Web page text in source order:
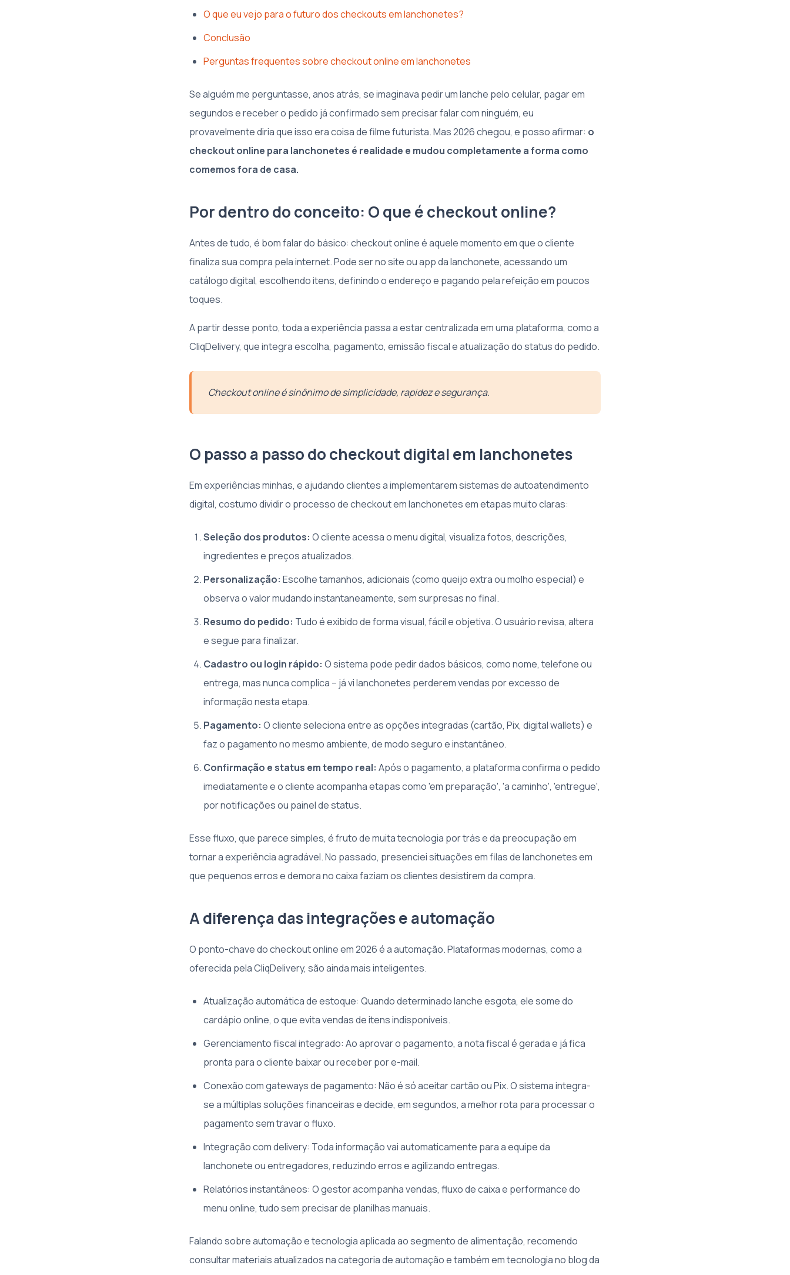
O que eu vejo para o futuro dos checkouts em lanchonetes?
Conclusão
Perguntas frequentes sobre checkout online em lanchonetes
Se alguém me perguntasse, anos atrás, se imaginava pedir um lanche pelo celular, pagar em
segundos e receber o pedido já confirmado sem precisar falar com ninguém, eu
provavelmente diria que isso era coisa de filme futurista. Mas 2026 chegou, e posso afirmar: o
checkout online para lanchonetes é realidade e mudou completamente a forma como
comemos fora de casa.
Por dentro do conceito: O que é checkout online?
Antes de tudo, é bom falar do básico: checkout online é aquele momento em que o cliente
finaliza sua compra pela internet. Pode ser no site ou app da lanchonete, acessando um
catálogo digital, escolhendo itens, definindo o endereço e pagando pela refeição em poucos
toques.
A partir desse ponto, toda a experiência passa a estar centralizada em uma plataforma, como a
CliqDelivery, que integra escolha, pagamento, emissão fiscal e atualização do status do pedido.
Checkout online é sinônimo de simplicidade, rapidez e segurança.
O passo a passo do checkout digital em lanchonetes
Em experiências minhas, e ajudando clientes a implementarem sistemas de autoatendimento
digital, costumo dividir o processo de checkout em lanchonetes em etapas muito claras:
Seleção dos produtos: O cliente acessa o menu digital, visualiza fotos, descrições,
ingredientes e preços atualizados.
Personalização: Escolhe tamanhos, adicionais (como queijo extra ou molho especial) e
observa o valor mudando instantaneamente, sem surpresas no final.
Resumo do pedido: Tudo é exibido de forma visual, fácil e objetiva. O usuário revisa, altera
e segue para finalizar.
Cadastro ou login rápido: O sistema pode pedir dados básicos, como nome, telefone ou
entrega, mas nunca complica – já vi lanchonetes perderem vendas por excesso de
informação nesta etapa.
Pagamento: O cliente seleciona entre as opções integradas (cartão, Pix, digital wallets) e
faz o pagamento no mesmo ambiente, de modo seguro e instantâneo.
Confirmação e status em tempo real: Após o pagamento, a plataforma confirma o pedido
imediatamente e o cliente acompanha etapas como 'em preparação', 'a caminho', 'entregue',
por notificações ou painel de status.
Esse fluxo, que parece simples, é fruto de muita tecnologia por trás e da preocupação em
tornar a experiência agradável. No passado, presenciei situações em filas de lanchonetes em
que pequenos erros e demora no caixa faziam os clientes desistirem da compra.
A diferença das integrações e automação
O ponto-chave do checkout online em 2026 é a automação. Plataformas modernas, como a
oferecida pela CliqDelivery, são ainda mais inteligentes.
Atualização automática de estoque: Quando determinado lanche esgota, ele some do
cardápio online, o que evita vendas de itens indisponíveis.
Gerenciamento fiscal integrado: Ao aprovar o pagamento, a nota fiscal é gerada e já fica
pronta para o cliente baixar ou receber por e-mail.
Conexão com gateways de pagamento: Não é só aceitar cartão ou Pix. O sistema integra-
se a múltiplas soluções financeiras e decide, em segundos, a melhor rota para processar o
pagamento sem travar o fluxo.
Integração com delivery: Toda informação vai automaticamente para a equipe da
lanchonete ou entregadores, reduzindo erros e agilizando entregas.
Relatórios instantâneos: O gestor acompanha vendas, fluxo de caixa e performance do
menu online, tudo sem precisar de planilhas manuais.
Falando sobre automação e tecnologia aplicada ao segmento de alimentação, recomendo
consultar materiais atualizados na categoria de automação e também em tecnologia no blog da